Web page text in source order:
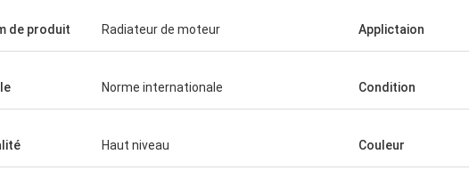
de produit Radiateur de moteur Applictaion
Norme internationale Condition
Haut niveau Couleur